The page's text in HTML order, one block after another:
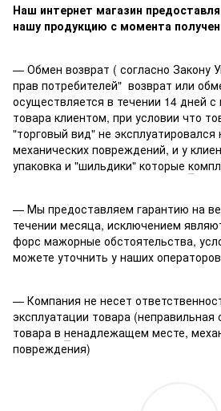
Наш интернет магазин
нашу продукцию с момента
— Обмен возврат ( согласно Закону
прав потребителей" возврат или
осуществляется в течении 14 дней
товара клиентом, при условии что
"торговый вид" не
механических повреждений, и у
упаковка и "шильдики" которые к
— Мы предоставляем гарантию на
течении месяца, исключением
форс мажорные обстоятельства,
можете уточнить у наших
— Компания не несет
эксплуатации товара (неправильная
товара в ненадлежащем месте,
повреждения)